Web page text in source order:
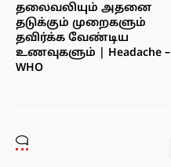
தலைவலியும் அதனை
தடுக்கும் முறைகளும்
தவிர்க்க வேண்டிய
உணவுகளும் | Headache –
WHO